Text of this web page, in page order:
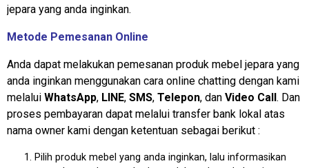
jepara yang anda inginkan.
Metode Pemesanan Online
Anda dapat melakukan pemesanan produk mebel jepara yang
anda inginkan menggunakan cara online chatting dengan kami
melalui WhatsApp, LINE, SMS, Telepon, dan Video Call. Dan
proses pembayaran dapat melalui transfer bank lokal atas
nama owner kami dengan ketentuan sebagai berikut :
Pilih produk mebel yang anda inginkan, lalu informasikan